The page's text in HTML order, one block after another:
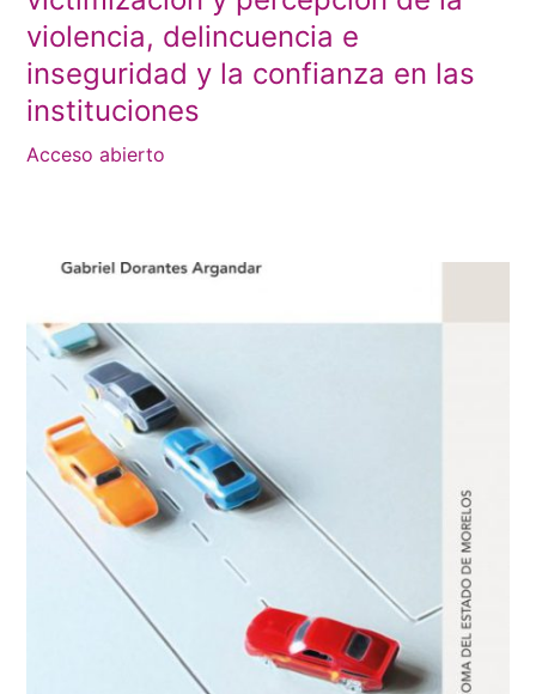
violencia, delincuencia e
inseguridad y la confianza en las
instituciones
Acceso abierto